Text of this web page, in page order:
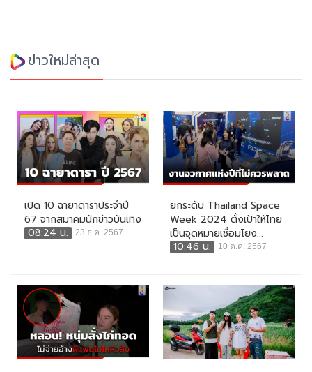
ข่าวใหม่ล่าสุด
เปิด 10 ฉายาดาราประจำปี
67 จากสมาคมนักข่าวบันเทิง
08:24 น.
23 ธ.ค. 2567
ยกระดับ Thailand Space
Week 2024 ตั้งเป้าให้ไทย
เป็นจุดหมายเชื่อมโยง...
10:46 น.
10 ต.ค. 2567